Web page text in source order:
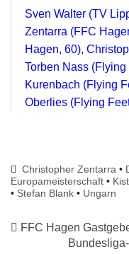
Sven Walter (TV
Zentarra (FFC
Hagen, 60),
Torben Nass
Kurenbach (Flying
Oberlies (Flying
Christopher Zentarra •
Europameisterschaft •
• Stefan Blank • Ungarn
FFC Hagen